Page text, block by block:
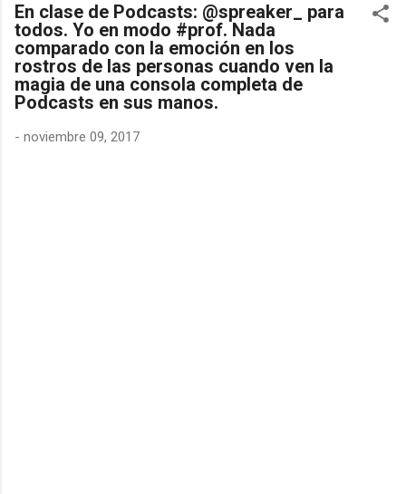
En clase de Podcasts: @spreaker_ para
todos. Yo en modo #prof. Nada
comparado con la emoción en los
rostros de las personas cuando ven la
magia de una consola completa de
Podcasts en sus manos.
- noviembre 09, 2017